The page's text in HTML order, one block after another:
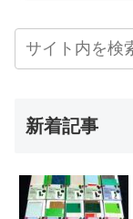
新着記事